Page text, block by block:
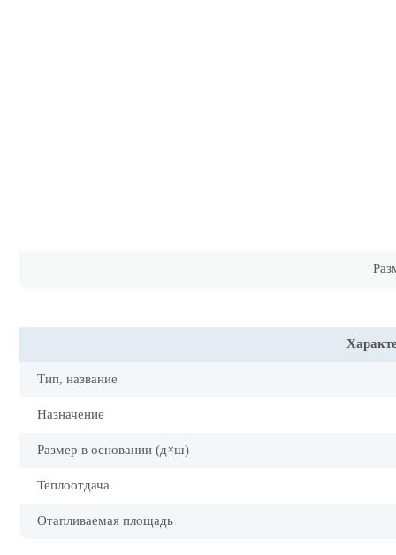
Тип, название
Назначение
Размер в основании (д×ш)
Теплоотдача
Отапливаемая площадь